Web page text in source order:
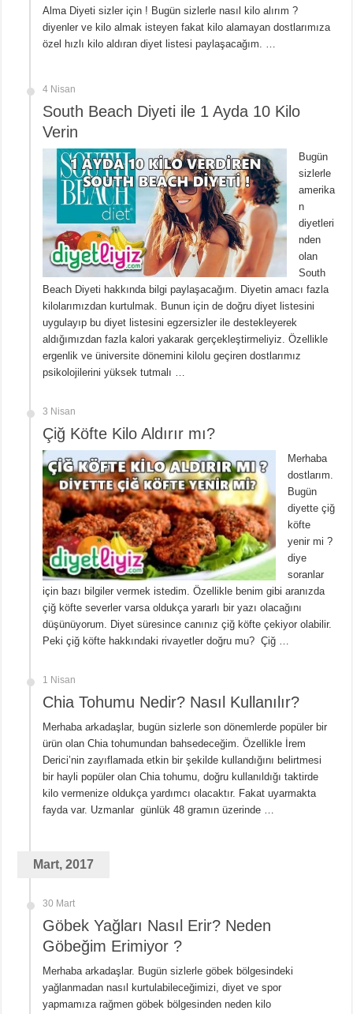
Alma Diyeti sizler için ! Bugün sizlerle nasıl kilo alırım ?
diyenler ve kilo almak isteyen fakat kilo alamayan dostlarımıza
özel hızlı kilo aldıran diyet listesi paylaşacağım. …
4 Nisan
South Beach Diyeti ile 1 Ayda 10 Kilo
Verin
Bugün
sizlerle
amerika
n
diyetleri
nden
olan
South
Beach Diyeti hakkında bilgi paylaşacağım. Diyetin amacı fazla
kilolarımızdan kurtulmak. Bunun için de doğru diyet listesini
uygulayıp bu diyet listesini egzersizler ile destekleyerek
aldığımızdan fazla kalori yakarak gerçekleştirmeliyiz. Özellikle
ergenlik ve üniversite dönemini kilolu geçiren dostlarımız
psikolojilerini yüksek tutmalı …
3 Nisan
Çiğ Köfte Kilo Aldırır mı?
Merhaba
dostlarım.
Bugün
diyette çiğ
köfte
yenir mi ?
diye
soranlar
için bazı bilgiler vermek istedim. Özellikle benim gibi aranızda
çiğ köfte severler varsa oldukça yararlı bir yazı olacağını
düşünüyorum. Diyet süresince canınız çiğ köfte çekiyor olabilir.
Peki çiğ köfte hakkındaki rivayetler doğru mu? Çiğ …
1 Nisan
Chia Tohumu Nedir? Nasıl Kullanılır?
Merhaba arkadaşlar, bugün sizlerle son dönemlerde popüler bir
ürün olan Chia tohumundan bahsedeceğim. Özellikle İrem
Derici’nin zayıflamada etkin bir şekilde kullandığını belirtmesi
bir hayli popüler olan Chia tohumu, doğru kullanıldığı taktirde
kilo vermenize oldukça yardımcı olacaktır. Fakat uyarmakta
fayda var. Uzmanlar günlük 48 gramın üzerinde …
Mart, 2017
30 Mart
Göbek Yağları Nasıl Erir? Neden
Göbeğim Erimiyor ?
Merhaba arkadaşlar. Bugün sizlerle göbek bölgesindeki
yağlanmadan nasıl kurtulabileceğimizi, diyet ve spor
yapmamıza rağmen göbek bölgesinden neden kilo